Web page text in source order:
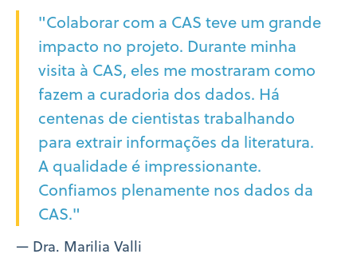
"Colaborar com a CAS teve um grande
impacto no projeto. Durante minha
visita à CAS, eles me mostraram como
fazem a curadoria dos dados. Há
centenas de cientistas trabalhando
para extrair informações da literatura.
A qualidade é impressionante.
Confiamos plenamente nos dados da
CAS."
— Dra. Marilia Valli